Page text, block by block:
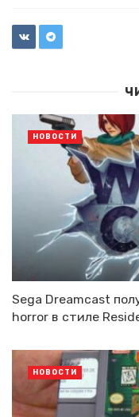
Sega Dreamcast
horror в стиле
НОВОСТИ
НОВОСТИ